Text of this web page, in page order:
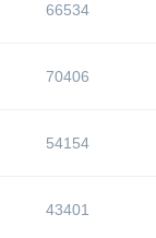
66534
70406
54154
43401